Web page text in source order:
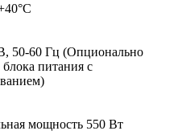
50-60 Гц (Опционально
блока питания с
мощность 550 Вт